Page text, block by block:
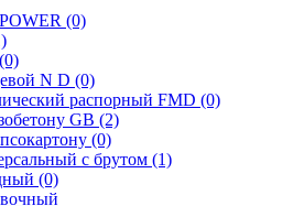
(0)
(0)
N D (0)
распорный FMD (0)
GB (2)
(0)
с брутом (1)
(0)